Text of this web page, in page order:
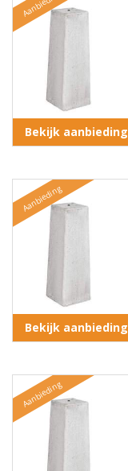
Bekijk aanbieding
Aanbieding
Bekijk aanbieding
Aanbieding